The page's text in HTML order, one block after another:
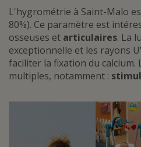
L'hygrométrie à Saint-Malo
80%). Ce paramètre est
osseuses et articulaires. La
exceptionnelle et les rayons
faciliter la fixation du calcium.
multiples, notamment :